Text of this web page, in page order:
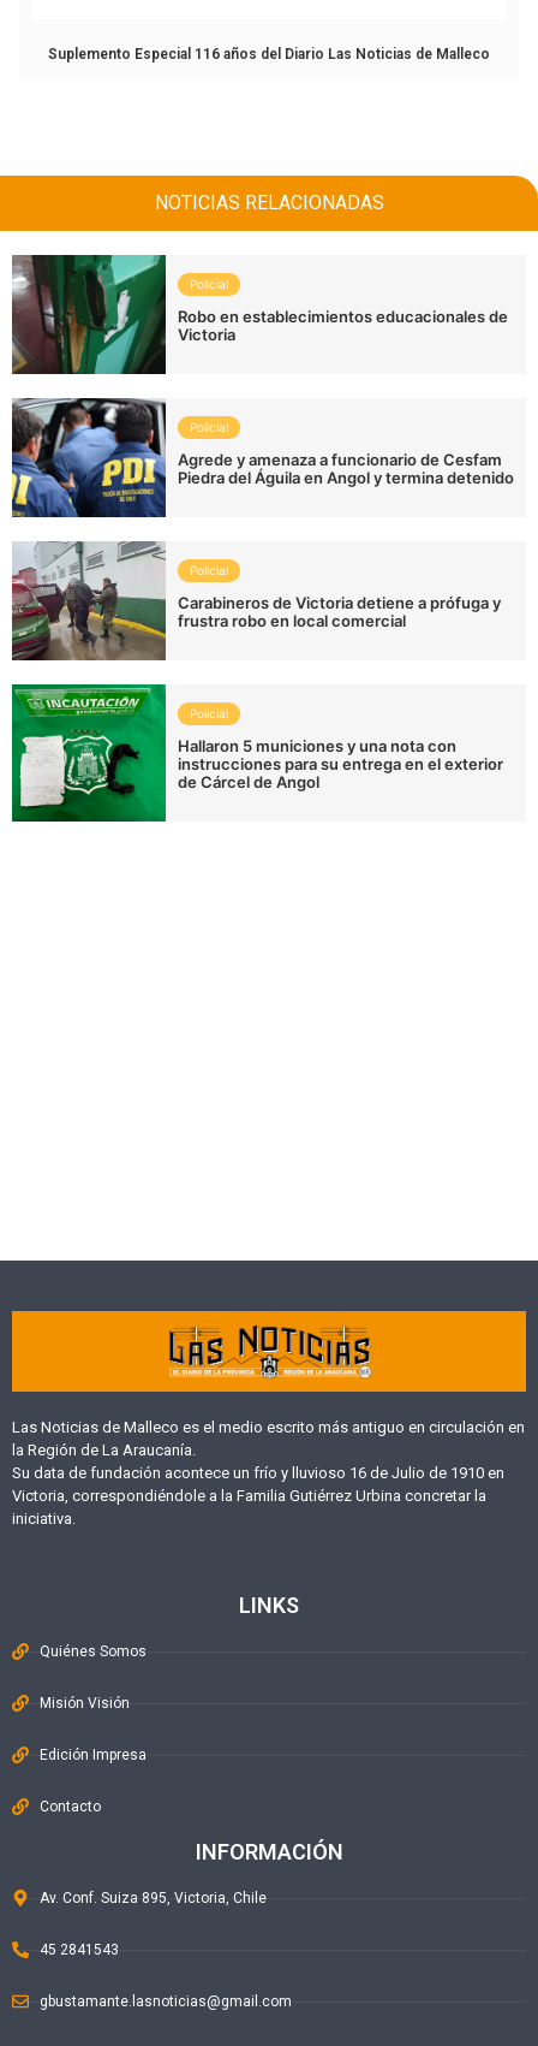
Suplemento Especial 116 años del Diario Las Noticias de Malleco
NOTICIAS RELACIONADAS
Policial
Robo en establecimientos educacionales de
Victoria
Policial
Agrede y amenaza a funcionario de Cesfam
Piedra del Águila en Angol y termina detenido
Policial
Carabineros de Victoria detiene a prófuga y
frustra robo en local comercial
Policial
Hallaron 5 municiones y una nota con
instrucciones para su entrega en el exterior
de Cárcel de Angol
Las Noticias de Malleco es el medio escrito más antiguo en circulación en
la Región de La Araucanía.
Su data de fundación acontece un frío y lluvioso 16 de Julio de 1910 en
Victoria, correspondiéndole a la Familia Gutiérrez Urbina concretar la
iniciativa.
LINKS
Quiénes Somos
Misión Visión
Edición Impresa
Contacto
INFORMACIÓN
Av. Conf. Suiza 895, Victoria, Chile
45 2841543
gbustamante.lasnoticias@gmail.com